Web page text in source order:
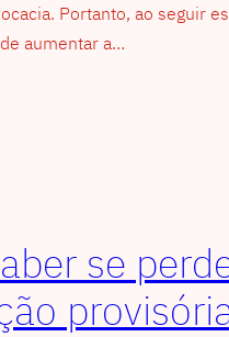
Portanto, ao seguir
aumentar a…
se